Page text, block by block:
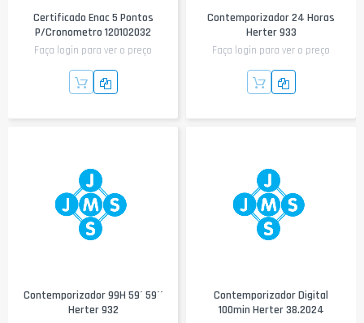
Certificado Enac 5 Pontos
P/Cronometro 120102032
Faça login para ver o preço
Contemporizador 24 Horas
Herter 933
Faça login para ver o preço
Contemporizador 99H 59´ 59´´
Herter 932
Contemporizador Digital
100min Herter 38.2024